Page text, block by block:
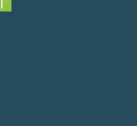
Nach oben scrollen